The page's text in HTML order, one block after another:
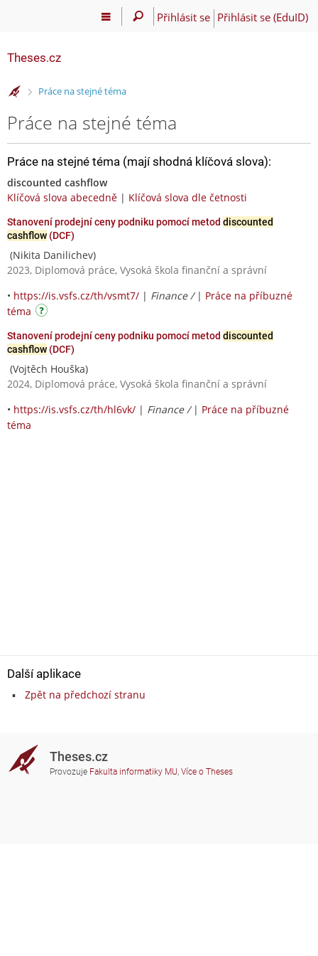
Přihlásit se Přihlásit se (EduID)
Theses.cz
>Práce na stejné téma
Práce na stejné téma
Práce na stejné téma (mají shodná klíčová slova):
discounted cashflow
Klíčová slova abecedně | Klíčová slova dle četnosti
Stanovení prodejní ceny podniku pomocí metod discounted
cashflow (DCF)
(Nikita Danilichev)
2023, Diplomová práce, Vysoká škola finanční a správní
• https://is.vsfs.cz/th/vsmt7/ | Finance / | Práce na příbuzné
téma
Stanovení prodejní ceny podniku pomocí metod discounted
cashflow (DCF)
(Vojtěch Houška)
2024, Diplomová práce, Vysoká škola finanční a správní
• https://is.vsfs.cz/th/hl6vk/ | Finance / | Práce na příbuzné
téma
Další aplikace
Zpět na předchozí stranu
Theses.cz
Provozuje Fakulta informatiky MU, Více o Theses